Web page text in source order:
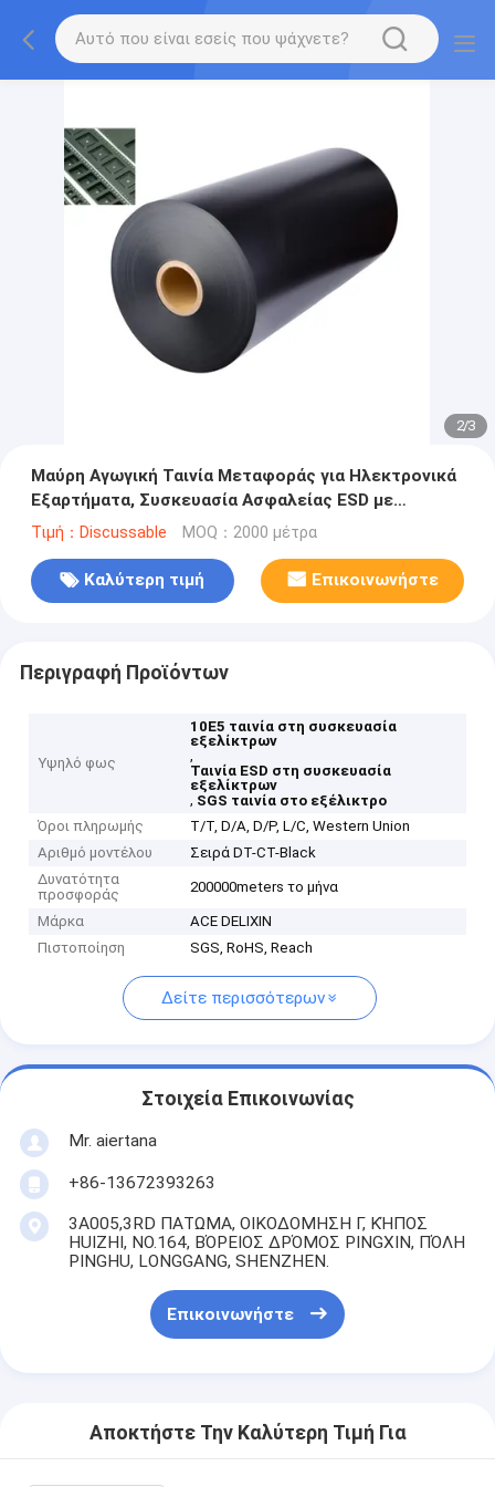
2/3
Μαύρη Αγωγική Ταινία Μεταφοράς για Ηλεκτρονικά
Εξαρτήματα, Συσκευασία Ασφαλείας ESD με
Πιστοποίηση SGS
Τιμή：Discussable MOQ：2000 μέτρα
Καλύτερη τιμή Επικοινωνήστε
Περιγραφή Προϊόντων
Υψηλό φως
10E5 ταινία στη συσκευασία
εξελίκτρων
,
Ταινία ESD στη συσκευασία
εξελίκτρων
, SGS ταινία στο εξέλικτρο
Όροι πληρωμής
T/T, D/A, D/P, L/C, Western Union
Αριθμό μοντέλου
Σειρά DT-CT-Black
Δυνατότητα
προσφοράς
200000meters το μήνα
Μάρκα
ACE DELIXIN
Πιστοποίηση
SGS, RoHS, Reach
Δείτε περισσότερων
Στοιχεία Επικοινωνίας
Mr. aiertana
+86-13672393263
3A005,3RD ΠΑΤΩΜΑ, ΟΙΚΟΔΟΜΗΣΗ Γ, ΚΉΠΟΣ
HUIZHI, NO.164, ΒΌΡΕΙΟΣ ΔΡΌΜΟΣ PINGXIN, ΠΌΛΗ
PINGHU, LONGGANG, SHENZHEN.
Επικοινωνήστε
Αποκτήστε Την Καλύτερη Τιμή Για